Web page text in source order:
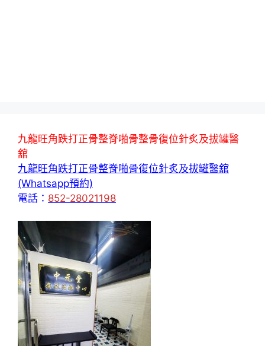
九龍旺角跌打正骨整脊啪骨整骨復位針炙及拔罐醫
舘
九龍旺角跌打正骨整脊啪骨復位針炙及拔罐醫舘
(Whatsapp預約)
電話： 852-28021198